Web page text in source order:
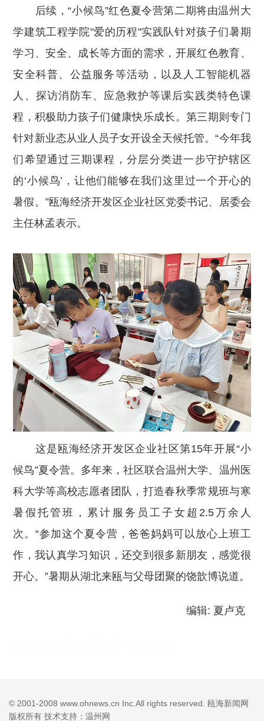
后续，“小候鸟”红色夏令营第二期将由温州大
学建筑工程学院"爱的历程"实践队针对孩子们暑期
学习、安全、成长等方面的需求，开展红色教育、
安全科普、公益服务等活动，以及人工智能机器
人、探访消防车、应急救护等课后实践类特色课
程，积极助力孩子们健康快乐成长。第三期则专门
针对新业态从业人员子女开设全天候托管。“今年我
们希望通过三期课程，分层分类进一步守护辖区
的‘小候鸟’，让他们能够在我们这里过一个开心的
暑假。”瓯海经济开发区企业社区党委书记、居委会
主任林孟表示。
这是瓯海经济开发区企业社区第15年开展“小
候鸟”夏令营。多年来，社区联合温州大学、温州医
科大学等高校志愿者团队，打造春秋季常规班与寒
暑假托管班，累计服务员工子女超2.5万余人
次。“参加这个夏令营，爸爸妈妈可以放心上班工
作，我认真学习知识，还交到很多新朋友，感觉很
开心。”暑期从湖北来瓯与父母团聚的饶歆博说道。
编辑: 夏卢克
© 2001-2008 www.ohnews.cn Inc.All rights reserved. 瓯海新闻网
版权所有 技术支持：温州网